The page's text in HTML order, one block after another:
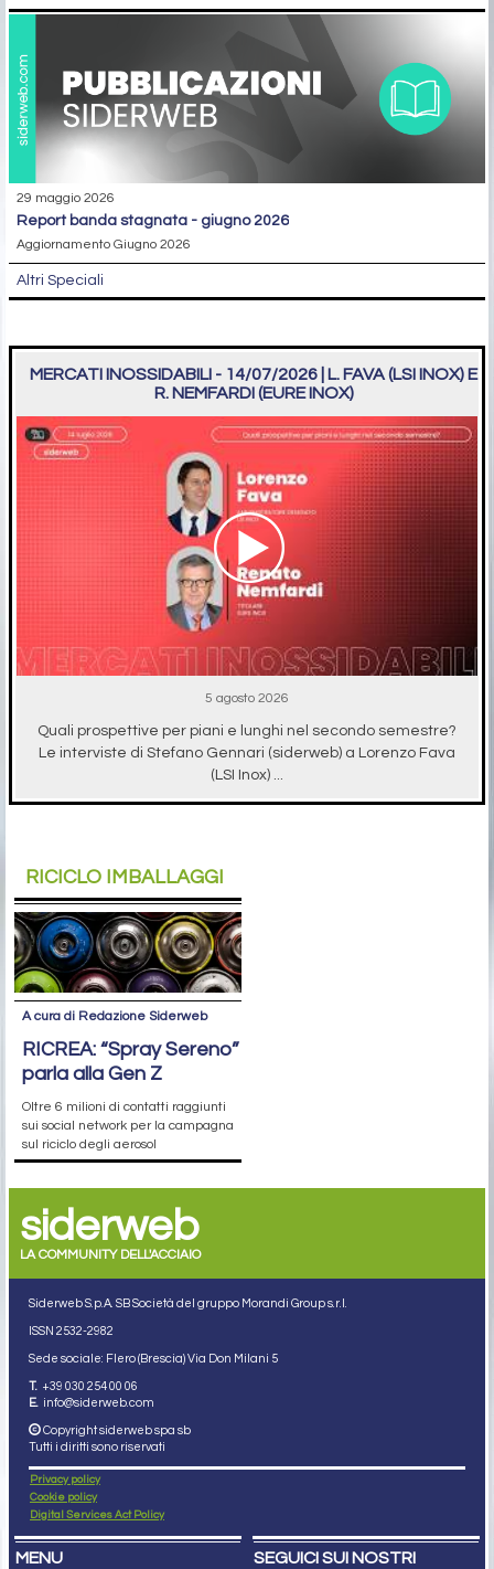
29 maggio 2026
report banda stagnata - giugno 2026
Aggiornamento Giugno 2026
Altri Speciali
MERCATI INOSSIDABILI - 14/07/2026 | L. FAVA (LSI INOX) E
R. NEMFARDI (EURE INOX)
5 agosto 2026
Quali prospettive per piani e lunghi nel secondo semestre?
Le interviste di Stefano Gennari (siderweb) a Lorenzo Fava
(LSI Inox) ...
RICICLO IMBALLAGGI
A cura di Redazione Siderweb
RICREA: “Spray Sereno”
parla alla Gen Z
Oltre 6 milioni di contatti raggiunti
sui social network per la campagna
sul riciclo degli aerosol
siderweb
LA COMMUNITY DELL'ACCIAIO
Siderweb S.p.A. SB Società del gruppo Morandi Group s.r.l.
ISSN 2532-2982
Sede sociale: Flero (Brescia) Via Don Milani 5
T. +39 030 254 00 06
E. info@siderweb.com
Copyright siderweb spa sb
Tutti i diritti sono riservati
Privacy policy
Cookie policy
Digital Services Act Policy
MENU SEGUICI SUI NOSTRI